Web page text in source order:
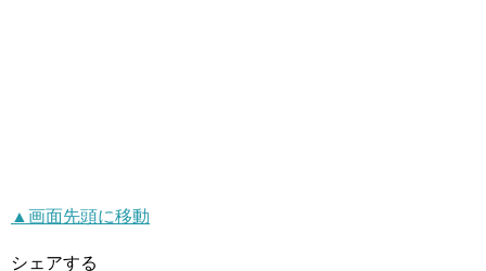
▲画面先頭に移動
シェアする